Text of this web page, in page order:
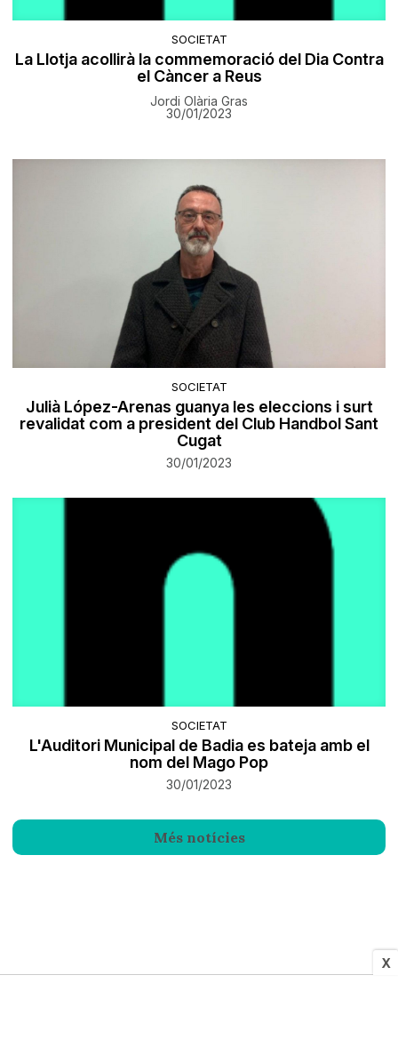
X
SOCIETAT
La Llotja acollirà la commemoració del Dia Contra
el Càncer a Reus
Jordi Olària Gras
30/01/2023
SOCIETAT
Julià López-Arenas guanya les eleccions i surt
revalidat com a president del Club Handbol Sant
Cugat
30/01/2023
SOCIETAT
L'Auditori Municipal de Badia es bateja amb el
nom del Mago Pop
30/01/2023
Més notícies